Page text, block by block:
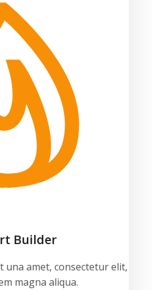
Builder
una amet, consectetur elit,
magna aliqua.